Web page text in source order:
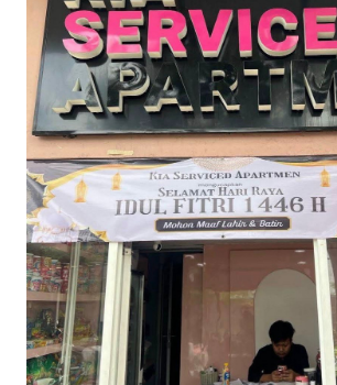
KONTAK
KAMI
INFO
IKLAN
TENTANG
KAMI
PEDOMAN
MEDIA
SIBER